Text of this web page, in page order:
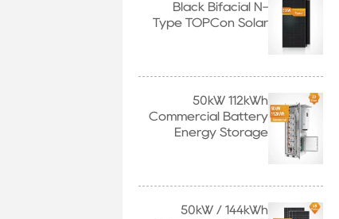
Black Bifacial N-
Type TOPCon Solar
50kW 112kWh
Commercial Battery
Energy Storage
50kW / 144kWh